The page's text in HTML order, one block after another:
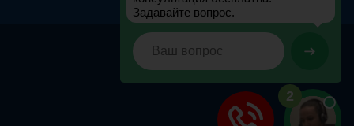
© yurportal.info